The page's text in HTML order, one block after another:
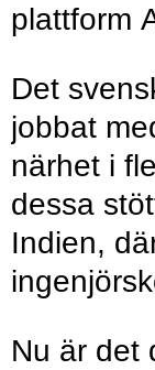
plattform
Det
jobbat
närhet i
dessa
Indien,
Nu är det